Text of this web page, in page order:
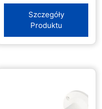
Szczegóły
Produktu